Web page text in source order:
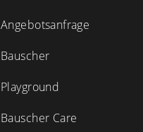
Angebotsanfrage
Bauscher
Playground
Bauscher Care